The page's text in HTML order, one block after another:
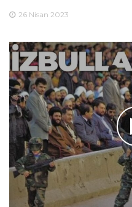
26 Nisan 2023